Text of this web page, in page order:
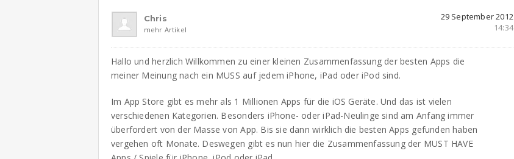
Chris
mehr Artikel
29 September 2012
14:34
Hallo und herzlich Willkommen zu einer kleinen Zusammenfassung der besten Apps die
meiner Meinung nach ein MUSS auf jedem iPhone, iPad oder iPod sind.
Im App Store gibt es mehr als 1 Millionen Apps für die iOS Geräte. Und das ist vielen
verschiedenen Kategorien. Besonders iPhone- oder iPad-Neulinge sind am Anfang immer
überfordert von der Masse von App. Bis sie dann wirklich die besten Apps gefunden haben
vergehen oft Monate. Deswegen gibt es nun hier die Zusammenfassung der MUST HAVE